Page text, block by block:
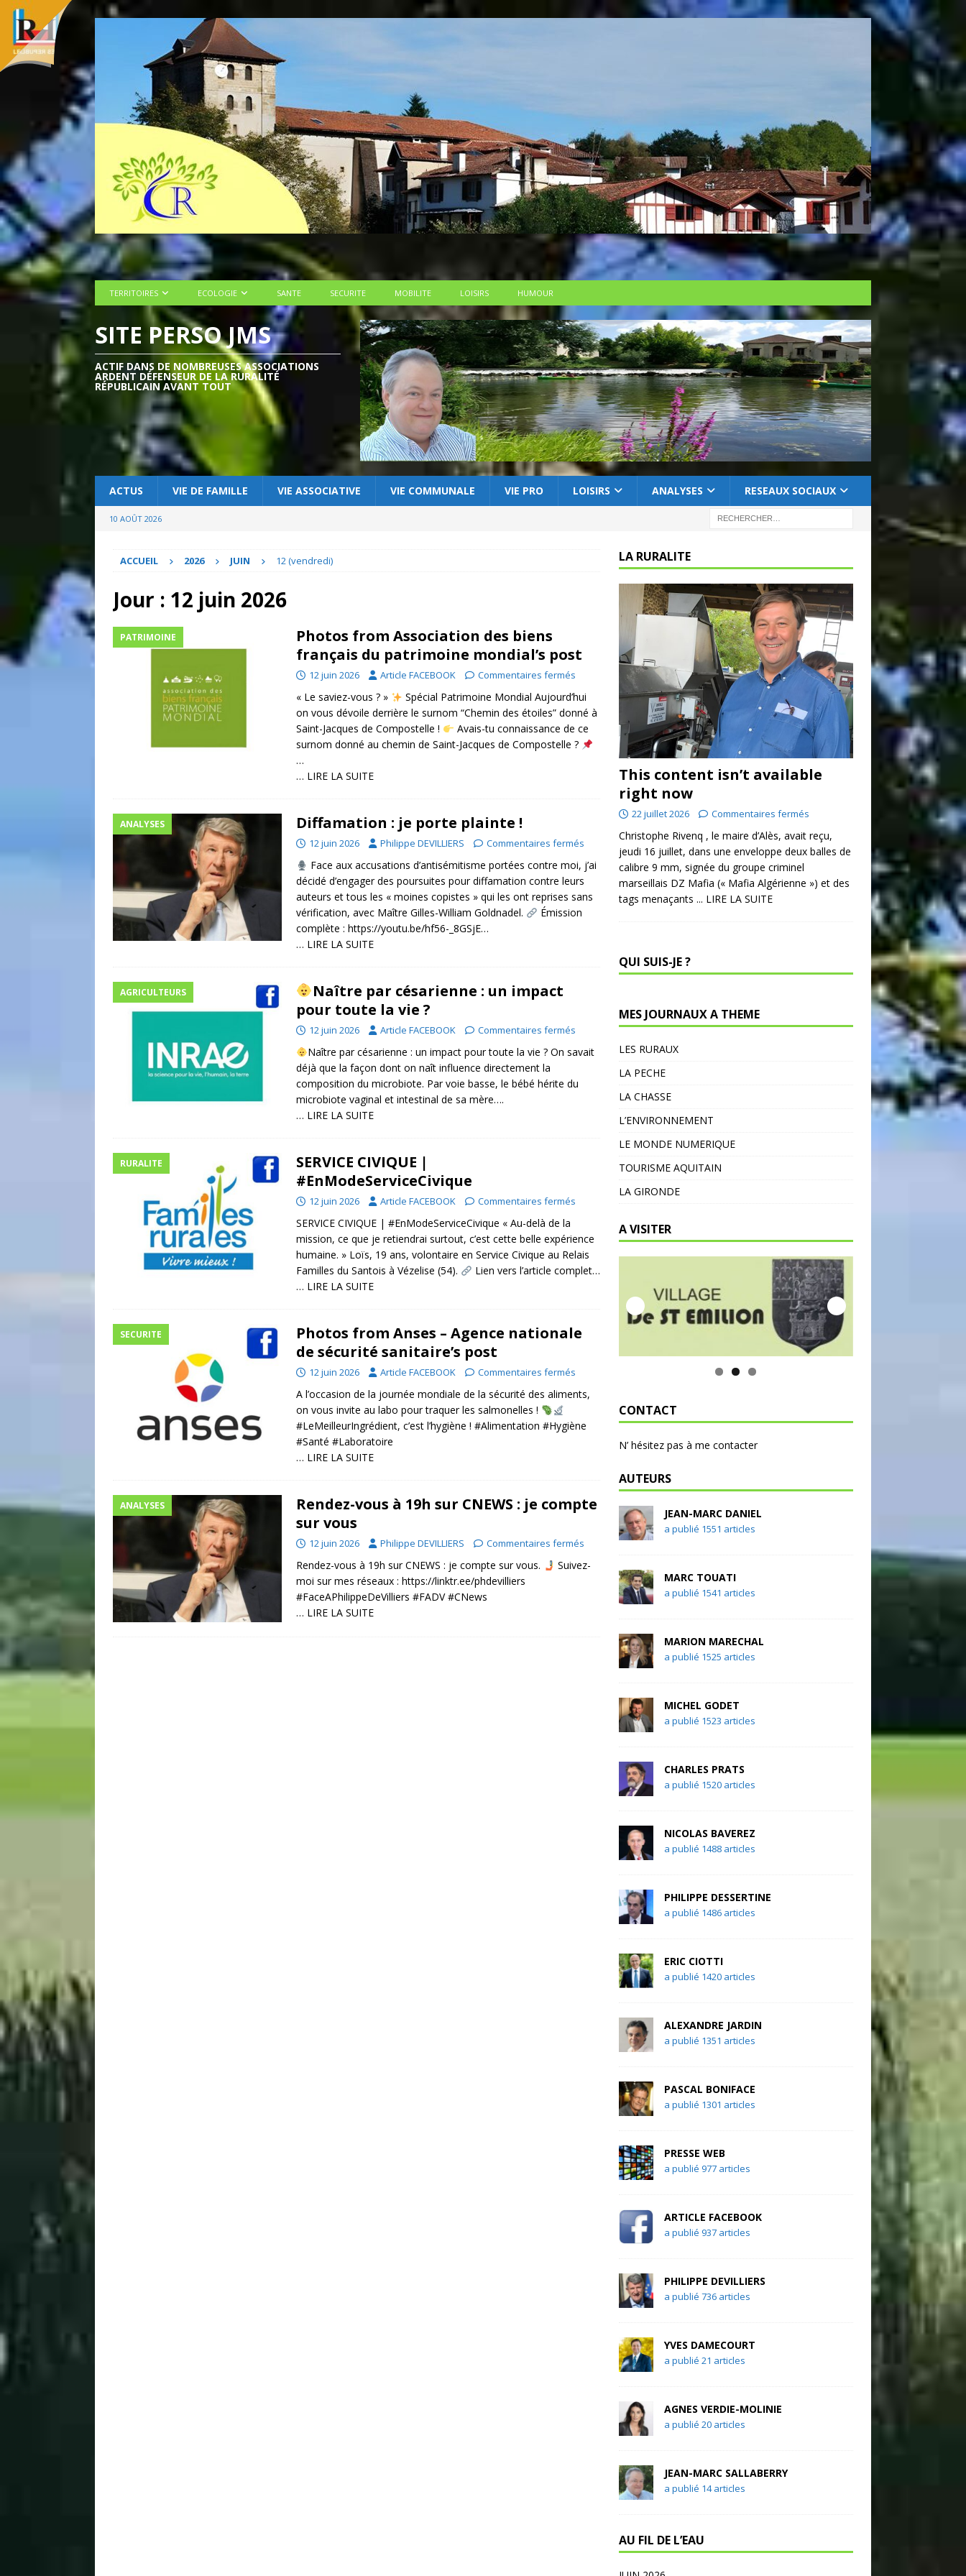
TERRITOIRES ECOLOGIE SANTE SECURITE MOBILITE LOISIRS HUMOUR
SITE PERSO JMS
ACTIF DANS DE NOMBREUSES ASSOCIATIONS
ARDENT DÉFENSEUR DE LA RURALITÉ
RÉPUBLICAIN AVANT TOUT
ACTUS VIE DE FAMILLE VIE ASSOCIATIVE VIE COMMUNALE VIE PRO LOISIRS ANALYSES RESEAUX SOCIAUX
10 AOÛT 2026
ACCUEIL 2026 JUIN 12 (vendredi)
Jour : 12 juin 2026
PATRIMOINE
Photos from Association des biens
français du patrimoine mondial’s post
12 juin 2026 Article FACEBOOK Commentaires fermés
« Le saviez-vous ? »
Spécial Patrimoine Mondial Aujourd’hui
on vous dévoile derrière le surnom “Chemin des étoiles” donné à
Saint-Jacques de Compostelle !
Avais-tu connaissance de ce
surnom donné au chemin de Saint-Jacques de Compostelle ?
…
… LIRE LA SUITE
ANALYSES Diffamation : je porte plainte !
12 juin 2026 Philippe DEVILLIERS Commentaires fermés
Face aux accusations d’antisémitisme portées contre moi, j’ai
décidé d’engager des poursuites pour diffamation contre leurs
auteurs et tous les « moines copistes » qui les ont reprises sans
vérification, avec Maître Gilles-William Goldnadel.
Émission
complète : https://youtu.be/hf56-_8GSjE…
… LIRE LA SUITE
AGRICULTEURS
Naître par césarienne : un impact
pour toute la vie ?
12 juin 2026 Article FACEBOOK Commentaires fermés
Naître par césarienne : un impact pour toute la vie ? On savait
déjà que la façon dont on naît influence directement la
composition du microbiote. Par voie basse, le bébé hérite du
microbiote vaginal et intestinal de sa mère….
… LIRE LA SUITE
RURALITE
SERVICE CIVIQUE |
#EnModeServiceCivique
12 juin 2026 Article FACEBOOK Commentaires fermés
SERVICE CIVIQUE | #EnModeServiceCivique « Au-delà de la
mission, ce que je retiendrai surtout, c’est cette belle expérience
humaine. » Loïs, 19 ans, volontaire en Service Civique au Relais
Familles du Santois à Vézelise (54).
Lien vers l’article complet…
… LIRE LA SUITE
SECURITE
Photos from Anses – Agence nationale
de sécurité sanitaire’s post
12 juin 2026 Article FACEBOOK Commentaires fermés
A l’occasion de la journée mondiale de la sécurité des aliments,
on vous invite au labo pour traquer les salmonelles !
#LeMeilleurIngrédient, c’est l’hygiène ! #Alimentation #Hygiène
#Santé #Laboratoire
… LIRE LA SUITE
ANALYSES
Rendez-vous à 19h sur CNEWS : je compte
sur vous
12 juin 2026 Philippe DEVILLIERS Commentaires fermés
Rendez-vous à 19h sur CNEWS : je compte sur vous.
Suivez-
moi sur mes réseaux : https://linktr.ee/phdevilliers
#FaceAPhilippeDeVilliers #FADV #CNews
… LIRE LA SUITE
LA RURALITE
This content isn’t available
right now
22 juillet 2026 Commentaires fermés
Christophe Rivenq , le maire d’Alès, avait reçu,
jeudi 16 juillet, dans une enveloppe deux balles de
calibre 9 mm, signée du groupe criminel
marseillais DZ Mafia (« Mafia Algérienne ») et des
tags menaçants ... LIRE LA SUITE
QUI SUIS-JE ?
MES JOURNAUX A THEME
LES RURAUX
LA PECHE
LA CHASSE
L’ENVIRONNEMENT
LE MONDE NUMERIQUE
TOURISME AQUITAIN
LA GIRONDE
A VISITER
CONTACT
N’ hésitez pas à me contacter
AUTEURS
JEAN-MARC DANIEL
a publié 1551 articles
MARC TOUATI
a publié 1541 articles
MARION MARECHAL
a publié 1525 articles
MICHEL GODET
a publié 1523 articles
CHARLES PRATS
a publié 1520 articles
NICOLAS BAVEREZ
a publié 1488 articles
PHILIPPE DESSERTINE
a publié 1486 articles
ERIC CIOTTI
a publié 1420 articles
ALEXANDRE JARDIN
a publié 1351 articles
PASCAL BONIFACE
a publié 1301 articles
PRESSE WEB
a publié 977 articles
ARTICLE FACEBOOK
a publié 937 articles
PHILIPPE DEVILLIERS
a publié 736 articles
YVES DAMECOURT
a publié 21 articles
AGNES VERDIE-MOLINIE
a publié 20 articles
JEAN-MARC SALLABERRY
a publié 14 articles
AU FIL DE L’EAU